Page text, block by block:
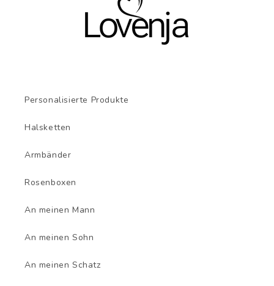
Personalisierte Produkte
Halsketten
Armbänder
Rosenboxen
An meinen Mann
An meinen Sohn
An meinen Schatz